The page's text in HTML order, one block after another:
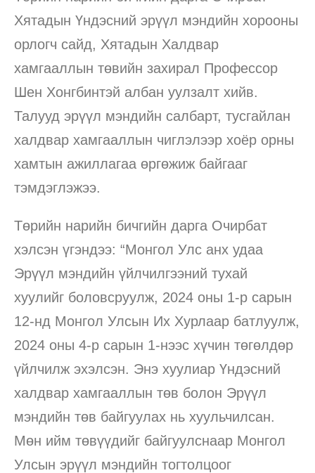
Хятадын Үндэсний эрүүл мэндийн хорооны
орлогч сайд, Хятадын Халдвар
хамгааллын төвийн захирал Профессор
Шен Хонгбинтэй албан уулзалт хийв.
Талууд эрүүл мэндийн салбарт, тусгайлан
халдвар хамгааллын чиглэлээр хоёр орны
хамтын ажиллагаа өргөжиж байгааг
тэмдэглэжээ.
Төрийн нарийн бичгийн дарга Очирбат
хэлсэн үгэндээ: “Монгол Улс анх удаа
Эрүүл мэндийн үйлчилгээний тухай
хуулийг боловсруулж, 2024 оны 1-р сарын
12-нд Монгол Улсын Их Хурлаар батлуулж,
2024 оны 4-р сарын 1-нээс хүчин төгөлдөр
үйлчилж эхэлсэн. Энэ хуулиар Үндэсний
халдвар хамгааллын төв болон Эрүүл
мэндийн төв байгуулах нь хуульчилсан.
Мөн ийм төвүүдийг байгуулснаар Монгол
Улсын эрүүл мэндийн тогтолцоог